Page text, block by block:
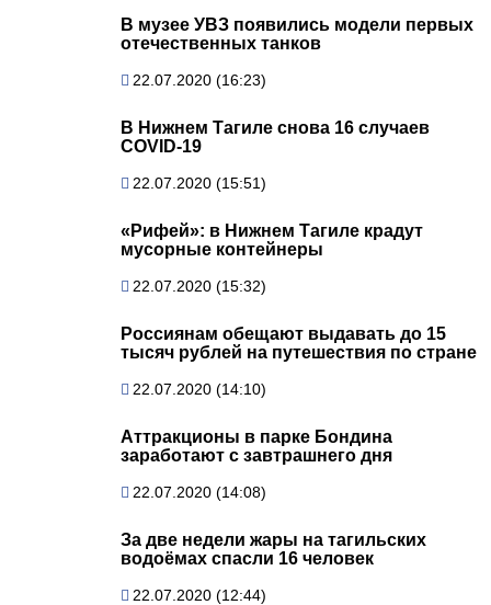
В музее УВЗ появились модели первых
отечественных танков
22.07.2020 (16:23)
В Нижнем Тагиле снова 16 случаев
COVID-19
22.07.2020 (15:51)
«Рифей»: в Нижнем Тагиле крадут
мусорные контейнеры
22.07.2020 (15:32)
Россиянам обещают выдавать до 15
тысяч рублей на путешествия по стране
22.07.2020 (14:10)
Аттракционы в парке Бондина
заработают с завтрашнего дня
22.07.2020 (14:08)
За две недели жары на тагильских
водоёмах спасли 16 человек
22.07.2020 (12:44)